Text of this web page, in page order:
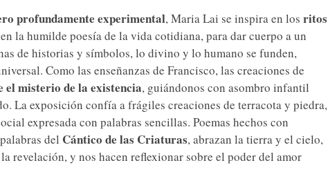
profundamente experimental, Maria Lai se inspira en los ritos
la humilde poesía de la vida cotidiana, para dar cuerpo a un
de historias y símbolos, lo divino y lo humano se funden,
Como las enseñanzas de Francisco, las creaciones de
misterio de la existencia, guiándonos con asombro infantil
La exposición confía a frágiles creaciones de terracota y piedra,
expresada con palabras sencillas. Poemas hechos con
del Cántico de las Criaturas, abrazan la tierra y el cielo,
revelación, y nos hacen reflexionar sobre el poder del amor